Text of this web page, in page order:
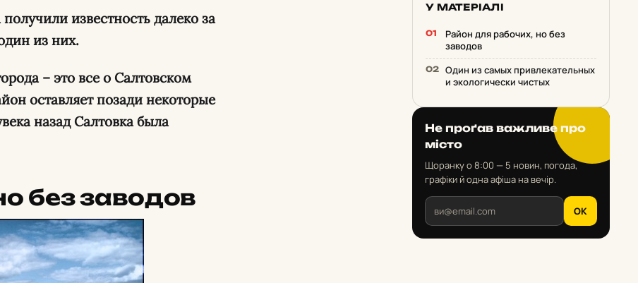
известность далеко за
из них.
– это все о Салтовском
оставляет позади некоторые
назад Салтовка была
без заводов
У МАТЕРІАЛІ
Район для рабочих, но без
заводов
Один из самых привлекательных
и экологически чистых
Не проґав важливе про
місто
Щоранку о 8:00 — 5 новин, погода,
графіки й одна афіша на вечір.
OK